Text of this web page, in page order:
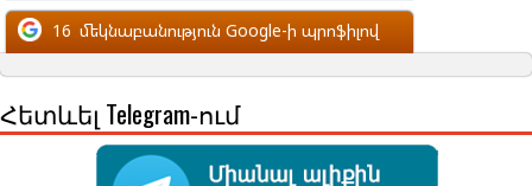
մեկնաբանություն Facebook-ի պրոֆիլով
16 մեկնաբանություն Google-ի պրոֆիլով
Հետևել Telegram-ում